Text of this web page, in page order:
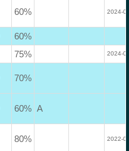
60% 2024-
60%
75% 2024-
70%
60% A
80% 2022-